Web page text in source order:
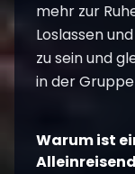
mehr zur
Loslassen
zu sein und
in der
Warum ist